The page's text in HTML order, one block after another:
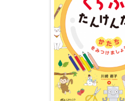
原稿・企画の持ち込
正誤表
その他の質問
わたしたちについて